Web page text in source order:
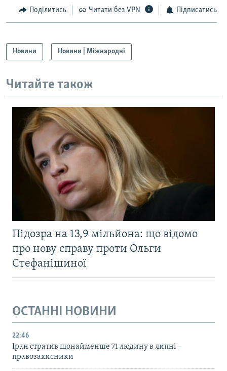
Поділитись Читати без VPN Підписатись
Новини Новини | Міжнародні
Читайте також
Підозра на 13,9 мільйона: що відомо
про нову справу проти Ольги
Стефанішиної
ОСТАННІ НОВИНИ
22:46
Іран стратив щонайменше 71 людину в липні –
правозахисники